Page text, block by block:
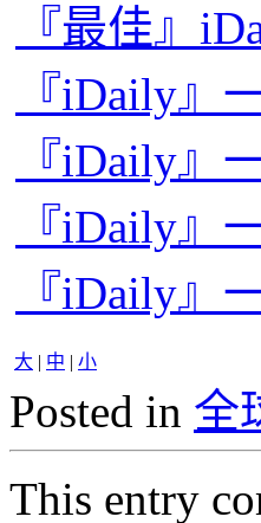
『最佳』
『iDaily』
『iDaily』
『iDaily』
『iDaily』
大 | 中 | 小
Posted in 全
This entry